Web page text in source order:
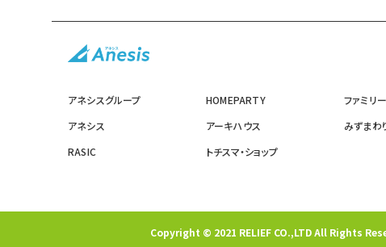
アネシスグループ HOMEPARTY ファミリ
アネシス
アーキハウス みずまわ
RASIC
トチスマ・ショップ
Copyright © 2021 RELIEF CO.,LTD All Rights